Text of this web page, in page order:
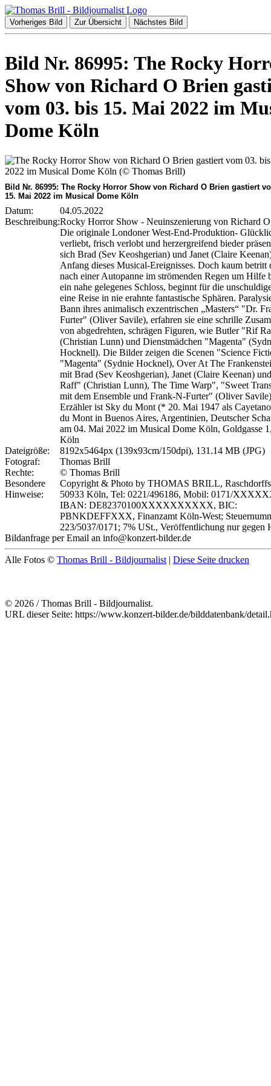
Vorheriges Bild Zur Übersicht Nächstes Bild
Bild Nr. 86995: The Rocky
Show von Richard O Brien
vom 03. bis 15. Mai 2022 im
Dome Köln
Bild Nr. 86995: The Rocky Horror Show von Richard O Brien gastiert
15. Mai 2022 im Musical Dome Köln
Datum:
04.05.2022
Beschreibung:Rocky Horror Show - Neuinszenierung von Richard
Die originale Londoner West-End-Produktion-
verliebt, frisch verlobt und herzergreifend bieder
sich Brad (Sev Keoshgerian) und Janet (Claire
Anfang dieses Musical-Ereignisses. Doch kaum betritt
nach einer Autopanne im strömenden Regen um Hilfe
ein nahe gelegenes Schloss, beginnt für die
eine Reise in nie erahnte fantastische Sphären.
Bann ihres animalisch exzentrischen „Masters“ "Dr.
Furter" (Oliver Savile), erfahren sie eine schrille
von abgedrehten, schrägen Figuren, wie Butler "Rif
(Christian Lunn) und Dienstmädchen "Magenta"
Hocknell). Die Bilder zeigen die Scenen "Science
"Magenta" (Sydnie Hocknel), Over At The
mit Brad (Sev Keoshgerian), Janet (Claire Keenan)
Raff" (Christian Lunn), The Time Warp", "Sweet
mit dem Ensemble und Frank-N-Furter" (Oliver
Erzähler ist Sky du Mont (* 20. Mai 1947 als
du Mont in Buenos Aires, Argentinien, Deutscher
am 04. Mai 2022 im Musical Dome Köln, Goldgasse
Köln
Dateigröße:
8192x5464px (139x93cm/150dpi), 131.14 MB (JPG)
Fotograf:
Thomas Brill
Rechte:
© Thomas Brill
Besondere
Hinweise:
Copyright & Photo by THOMAS BRILL,
50933 Köln, Tel: 0221/496186, Mobil: 0171/
IBAN: DE82370100XXXXXXXXXX, BIC:
PBNKDEFFXXX, Finanzamt Köln-West;
223/5037/0171; 7% USt., Veröffentlichung nur gegen
Bildanfrage per Email an info@konzert-bilder.de
Alle Fotos © Thomas Brill - Bildjournalist | Diese Seite drucken
© 2026 / Thomas Brill - Bildjournalist.
URL dieser Seite: https://www.konzert-bilder.de/bilddatenbank/